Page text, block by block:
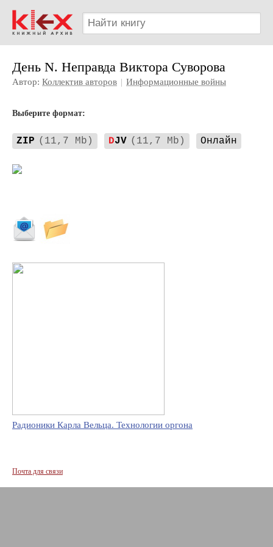
День N. Неправда Виктора Суворова
Автор: Коллектив авторов | Информационные войны
Выберите формат:
ZIP (11,7 Mb) DJV (11,7 Mb) Онлайн
Радионики Карла Вельца. Технологии оргона
Почта для связи